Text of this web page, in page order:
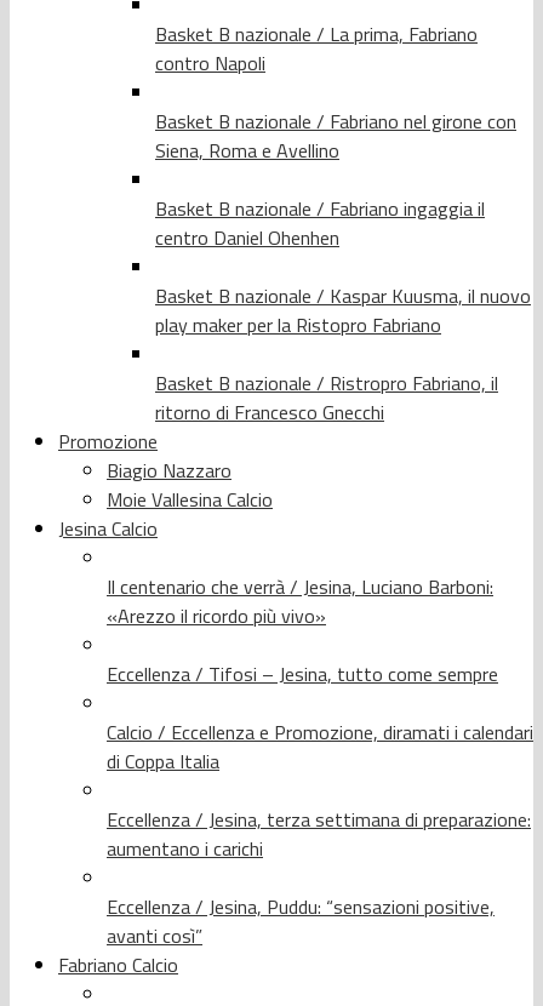
Basket B nazionale / La prima, Fabriano
contro Napoli
Basket B nazionale / Fabriano nel girone con
Siena, Roma e Avellino
Basket B nazionale / Fabriano ingaggia il
centro Daniel Ohenhen
Basket B nazionale / Kaspar Kuusma, il nuovo
play maker per la Ristopro Fabriano
Basket B nazionale / Ristropro Fabriano, il
ritorno di Francesco Gnecchi
Promozione
Biagio Nazzaro
Moie Vallesina Calcio
Jesina Calcio
Il centenario che verrà / Jesina, Luciano Barboni:
«Arezzo il ricordo più vivo»
Eccellenza / Tifosi – Jesina, tutto come sempre
Calcio / Eccellenza e Promozione, diramati i calendari
di Coppa Italia
Eccellenza / Jesina, terza settimana di preparazione:
aumentano i carichi
Eccellenza / Jesina, Puddu: “sensazioni positive,
avanti così”
Fabriano Calcio